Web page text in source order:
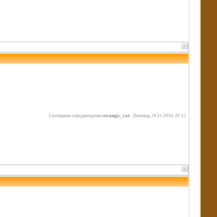
Сообщение отредактировал orange_cat - Пятница, 26.11.2010, 20:12